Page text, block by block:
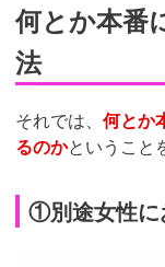
何とか本番
法
それでは、 何とか
るのかということ
①別途女性に